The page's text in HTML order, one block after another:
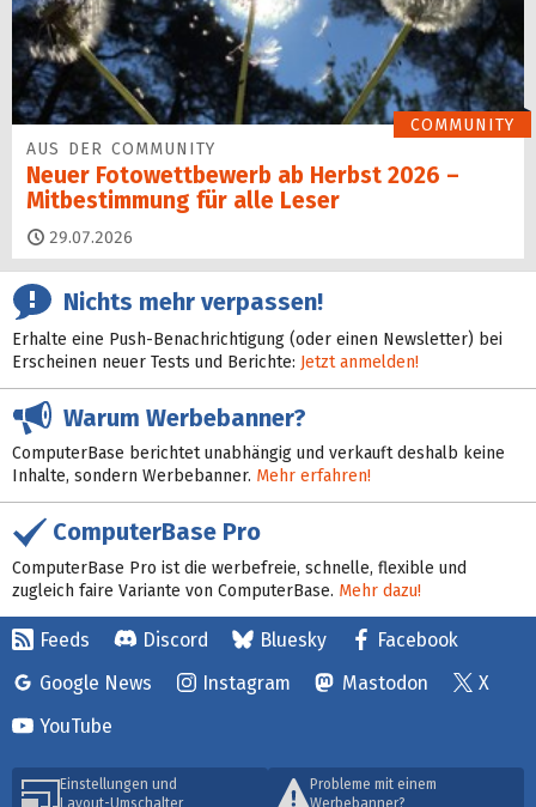
COMMUNITY
AUS DER COMMUNITY
Neuer Fotowettbewerb ab Herbst 2026 –
Mitbestimmung für alle Leser
29.07.2026
Nichts mehr verpassen!
Erhalte eine Push-Benachrichtigung (oder einen Newsletter) bei
Erscheinen neuer Tests und Berichte: Jetzt anmelden!
Warum Werbebanner?
ComputerBase berichtet unabhängig und verkauft deshalb keine
Inhalte, sondern Werbebanner. Mehr erfahren!
ComputerBase Pro
ComputerBase Pro ist die werbefreie, schnelle, flexible und
zugleich faire Variante von ComputerBase. Mehr dazu!
Feeds Discord Bluesky
Facebook
Google News
Instagram Mastodon
X
YouTube
Einstellungen und
Layout-Umschalter
Probleme mit einem
Werbebanner?